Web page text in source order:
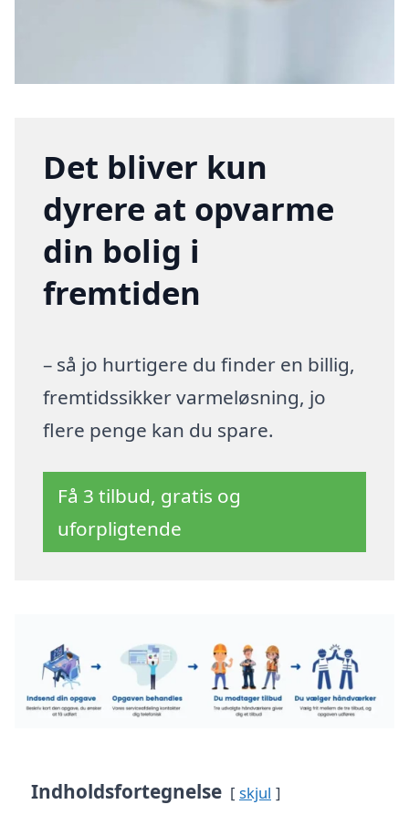
Det bliver kun
dyrere at opvarme
din bolig i
fremtiden
– så jo hurtigere du finder en billig,
fremtidssikker varmeløsning, jo
flere penge kan du spare.
Få 3 tilbud, gratis og
uforpligtende
Indholdsfortegnelse skjul